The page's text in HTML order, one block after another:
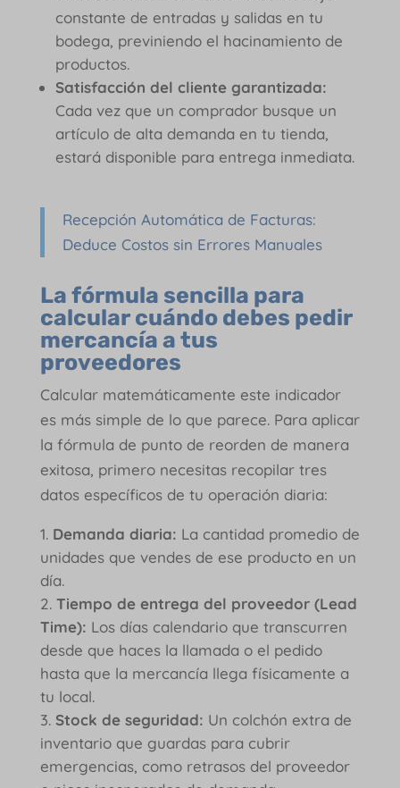
constante de entradas y salidas en tu
bodega, previniendo el hacinamiento de
productos.
Satisfacción del cliente garantizada:
Cada vez que un comprador busque un
artículo de alta demanda en tu tienda,
estará disponible para entrega inmediata.
Recepción Automática de Facturas:
Deduce Costos sin Errores Manuales
La fórmula sencilla para
calcular cuándo debes pedir
mercancía a tus
proveedores
Calcular matemáticamente este indicador
es más simple de lo que parece. Para aplicar
la fórmula de punto de reorden de manera
exitosa, primero necesitas recopilar tres
datos específicos de tu operación diaria:
Demanda diaria: La cantidad promedio de
unidades que vendes de ese producto en un
día.
Tiempo de entrega del proveedor (Lead
Time): Los días calendario que transcurren
desde que haces la llamada o el pedido
hasta que la mercancía llega físicamente a
tu local.
Stock de seguridad: Un colchón extra de
inventario que guardas para cubrir
emergencias, como retrasos del proveedor